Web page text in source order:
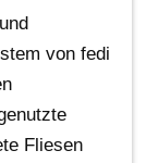
von fedi
Fliesen